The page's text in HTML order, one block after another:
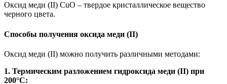
Оксид меди (II) CuO – твердое кристаллическое вещество
черного цвета.
Способы получения оксида меди (II)
Оксид меди (II) можно получить различными методами:
1. Термическим разложением гидроксида меди (II) при
200°С: